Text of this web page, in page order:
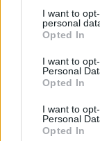
not limited to
grant or deny
use your data
consent section.
I want to
personal
Opted In
I want to
Personal
Opted In
I want to
Personal
Opted In
Ezúton
irányítása alá
azokat a
pályázatokat,
befolyásolja
független
foglalt
(Katona József